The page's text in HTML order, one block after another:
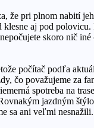
že pri plnom nabití
aj pod
skoro nič
počítač podľa
čo považujeme za
spotreba na
jazdným
ani veľmi